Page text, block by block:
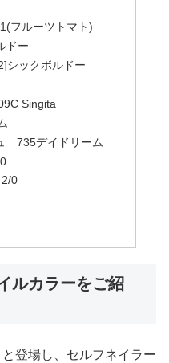
フルーツトマト)
ドー
ックボルドー
Singita
735デイドリーム
0
ルカラーをご紹
登場し、セルフネイラー